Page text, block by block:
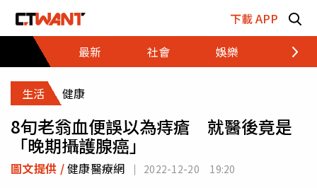
下載 APP
最新
社會 娛樂 財經
生活 健康
8旬老翁血便誤以為痔瘡 就醫後竟是
「晚期攝護腺癌」
圖文提供 /健康醫療網 2022-12-20 19:20